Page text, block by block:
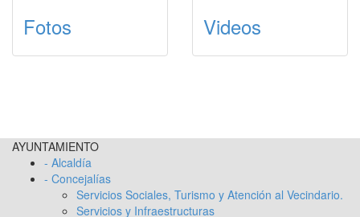
Fotos Videos
AYUNTAMIENTO
- Alcaldía
- Concejalías
Servicios Sociales, Turismo y Atención al Vecindario.
Servicios y Infraestructuras